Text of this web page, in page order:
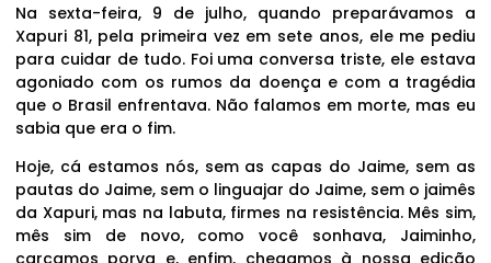
Na sexta-feira, 9 de julho, quando preparávamos a
Xapuri 81, pela primeira vez em sete anos, ele me pediu
para cuidar de tudo. Foi uma conversa triste, ele estava
agoniado com os rumos da doença e com a tragédia
que o Brasil enfrentava. Não falamos em morte, mas eu
sabia que era o fim.
Hoje, cá estamos nós, sem as capas do Jaime, sem as
pautas do Jaime, sem o linguajar do Jaime, sem o jaimês
da Xapuri, mas na labuta, firmes na resistência. Mês sim,
mês sim de novo, como você sonhava, Jaiminho,
carcamos porva e, enfim, chegamos à nossa edição